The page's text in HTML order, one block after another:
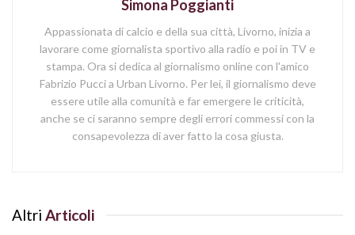
Simona Poggianti
Appassionata di calcio e della sua città, Livorno, inizia a
lavorare come giornalista sportivo alla radio e poi in TV e
stampa. Ora si dedica al giornalismo online con l'amico
Fabrizio Pucci a Urban Livorno. Per lei, il giornalismo deve
essere utile alla comunità e far emergere le criticità,
anche se ci saranno sempre degli errori commessi con la
consapevolezza di aver fatto la cosa giusta.
Altri Articoli